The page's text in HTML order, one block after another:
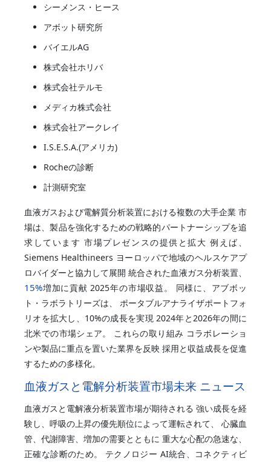
シーメンス・ヒース
アボット研究所
バイエルAG
株式会社ホリバ
株式会社テルモ
メディカ株式会社
株式会社アークレイ
I.S.E.S.A.(アメリカ)
Rocheの診断
計測研究室
血液ガスおよび電解質分析装置における複数の大手企業 市
場は、製品を強化するための戦略的パートナーシップを追
求しています 市場プレゼンスの提供と拡大 例えば、
Siemens Healthineers ヨーロッパで地域のヘルスケアプ
ロバイダーと協力して展開 統合された血液ガス分析装置、
15%増加に貢献 2025年の市場収益。 同様に、アブボッ
ト・ラボラトリーズは、 ポータブルアナライザポートフォ
リオを拡大し、10%の成長を実現 2024年と2026年の間に
北米での市場シェア。 これらの取り組み コラボレーショ
ンや製品に重点を置いた業界を反映 採用と収益成長を促進
するための多様化。
血液ガスと電解分析装置市場未来 ニュース
血液ガスと電解液分析装置市場が期待される 強い成長を経
験し、呼吸の上昇の優先順位によって運転されて、 心臓血
管、代謝障害、増加の需要とともに 重大な心配の急速な、
正確な診断のため。 テクノロジー AI統合、コネクティビ